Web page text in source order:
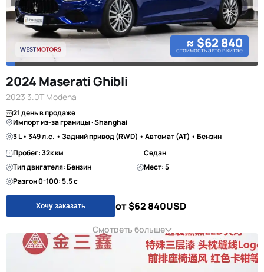
≈ $62 840
стоимость авто в китае
2024 Maserati Ghibli
2023 3.0T Modena
21 день в продаже
Импорт из-за границы · Shanghai
3 L • 349 л.с. • Задний привод (RWD) • Автомат (AT) • Бензин
Пробег: 32к км
Седан
Тип двигателя: Бензин
Мест: 5
Разгон 0-100: 5.5 с
Хочу заказать от $62 840USD
Смотреть больше